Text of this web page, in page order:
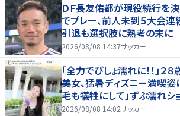
ＤＦ長友佑都が現役続行を
でプレー、前人未到５大会
引退も選択肢に熟考の末に
2026/08/08 14:37サッカー
「全力でびしょ濡れに！！」２
美女、猛暑ディズニー満喫姿
毛も犠牲にして」ずぶ濡れシ
る」「女優さんかと」
2026/08/08 14:02サッカー